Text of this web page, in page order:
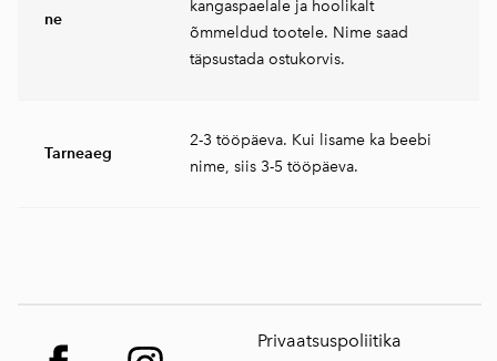
ne
kangaspaelale ja hoolikalt
õmmeldud tootele. Nime saad
täpsustada ostukorvis.
Tarneaeg
2-3 tööpäeva. Kui lisame ka beebi
nime, siis 3-5 tööpäeva.
Privaatsuspoliitika